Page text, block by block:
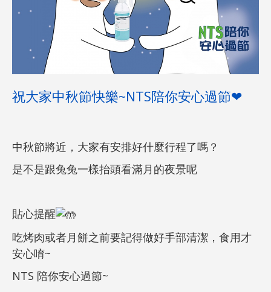
祝大家中秋節快樂~NTS陪你安心過節❤
中秋節將近，大家有安排好什麼行程了嗎？
是不是跟兔兔一樣抬頭看滿月的夜景呢
貼心提醒
吃烤肉或者月餅之前要記得做好手部清潔，食用才
安心唷~
NTS 陪你安心過節~